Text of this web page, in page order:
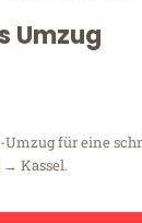
Umzug
Umzug für eine
Kassel.